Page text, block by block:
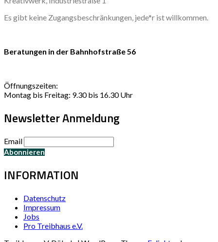
Es gibt keine Zugangsbeschränkungen, jede*r ist willkommen.
Beratungen in der Bahnhofstraße 56
Öffnungszeiten:
Montag bis Freitag: 9.30 bis 16.30 Uhr
Newsletter Anmeldung
Email
INFORMATION
Datenschutz
Impressum
Jobs
Pro Treibhaus e.V.